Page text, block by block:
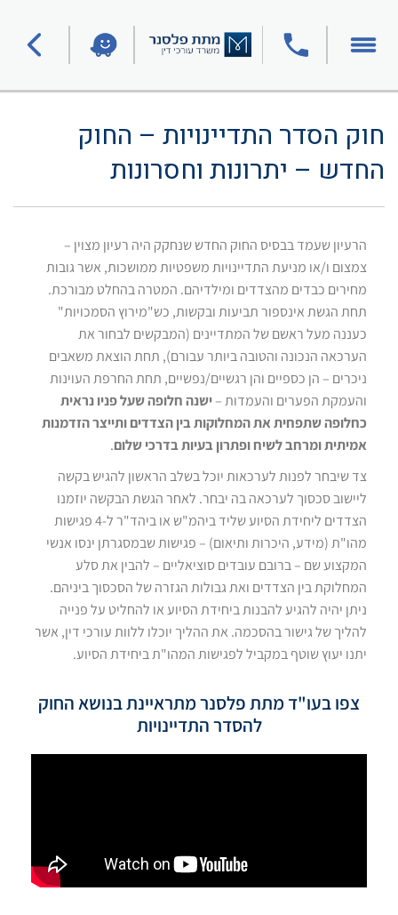
חוק הסדר התדיינויות – החוק
החדש – יתרונות וחסרונות
הרעיון שעמד בבסיס החוק החדש שנחקק היה רעיון מצוין –
צמצום ו/או מניעת התדיינויות משפטיות ממושכות, אשר גובות
מחירים כבדים מהצדדים ומילדיהם. המטרה בהחלט מבורכת.
תחת הגשת אינספור תביעות ובקשות, כש"מירוץ הסמכויות"
כעננה מעל ראשם של המתדיינים (המבקשים לבחור את
הערכאה הנכונה והטובה ביותר עבורם), תחת הוצאת משאבים
ניכרים – הן כספיים והן רגשיים/נפשיים, תחת החרפת העוינות
והעמקת הפערים והעמדות –ישנה חלופה שעל פניו נראית
כחלופה שתפחית את המחלוקות בין הצדדים ותייצר הזדמנות
אמיתית ומרחב לשיח ופתרון בעיות בדרכי שלום.
צד שיבחר לפנות לערכאות יוכל בשלב הראשון להגיש בקשה
ליישוב סכסוך לערכאה בה יבחר. לאחר הגשת הבקשה יוזמנו
הצדדים ליחידת הסיוע שליד ביהמ"ש או ביהד"ר ל-4 פגישות
מהו"ת (מידע, היכרות ותיאום) – פגישות שבמסגרתן ינסו אנשי
המקצוע שם – ברובם עובדים סוציאליים – להבין את סלע
המחלוקת בין הצדדים ואת גבולות הגזרה של הסכסוך ביניהם.
ניתן יהיה להגיע להבנות ביחידת הסיוע או להחליט על פנייה
להליך של גישור בהסכמה. את ההליך יוכלו ללוות עורכי דין, אשר
יתנו יעוץ שוטף במקביל לפגישות המהו"ת ביחידת הסיוע.
צפו בעו"ד מתת פלסנר מתראיינת בנושא החוק
להסדר התדיינויות